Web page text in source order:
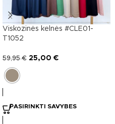
Viskozinės kelnės #CLE01-
T1052
59,95€ 25,00 €
PASIRINKTI SAVYBES